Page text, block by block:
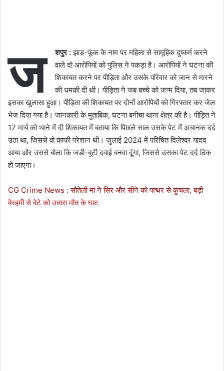
ज शपुर :झाड़-फूंक के नाम पर महिला से सामूहिक दुष्कर्म करने
वाले दो आरोपियों को पुलिस ने पकड़ा है। आरोपियों ने घटना की
शिकायत करने पर पीड़िता और उसके परिवार को जान से मारने
की धमकी दी थी। पीड़िता ने जब बच्चे को जन्म दिया, तब जाकर
इसका खुलासा हुआ। पीड़िता की शिकायत पर दोनों आरोपियों को गिरफ्तार कर जेल
भेज दिया गया है। जानकारी के मुताबिक, घटना बगीचा थाना क्षेत्र की है। पीड़ित ने
17 मार्च को थाने में दी शिकायत में बताया कि पिछले साल उसके पेट में अचानक दर्द
उठा था, जिससे वो काफी परेशान थी। जुलाई 2024 में परिचित दिलेश्वर यादव
आया और उससे बोला कि जड़ी-बुटी दवाई बनवा दूंगा, जिससे उसका पेट दर्द ठिक
हो जाएगा।
CG Crime News : सौतेली मां ने सिर और सीने को पत्थर से कुचला, बड़ी
बेरहमी से बेटे को उतारा मौत के घाट